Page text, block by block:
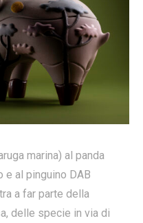
marina) al panda
e al pinguino DAB
a far parte della
delle specie in via di